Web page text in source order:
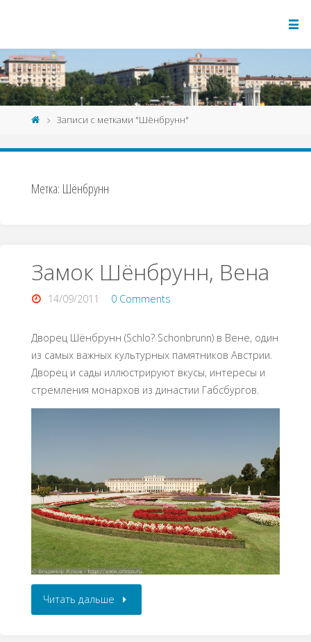
Записи с метками "Шёнбрунн"
Метка: Шёнбрунн
Замок Шёнбрунн, Вена
14/09/2011 0 Comments
Дворец Шёнбрунн (Schlo? Schonbrunn) в Вене, один
из самых важных культурных памятников Австрии.
Дворец и сады иллюстрируют вкусы, интересы и
стремления монархов из династии Габсбургов.
Читать дальше